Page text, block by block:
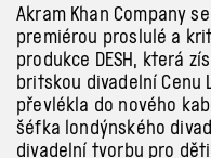
Akram Khan Company
premiérou proslulé a
produkce DESH, která
britskou divadelní Cenu
převlékla do nového
šéfka londýnského
divadelní tvorbu pro